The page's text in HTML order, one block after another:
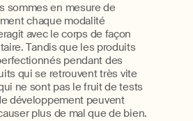
sommes en mesure de
chaque modalité
avec le corps de façon
Tandis que les produits
pendant des
qui se retrouvent très vite
ne sont pas le fruit de tests
développement peuvent
plus de mal que de bien.